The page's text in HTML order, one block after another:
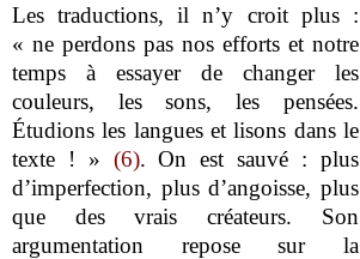
Les traductions, il n’y croit plus :
« ne perdons pas nos efforts et notre
temps à essayer de changer les
couleurs, les sons, les pensées.
Étudions les langues et lisons dans le
texte ! » (6). On est sauvé : plus
d’imperfection, plus d’angoisse, plus
que des vrais créateurs. Son
argumentation repose sur la